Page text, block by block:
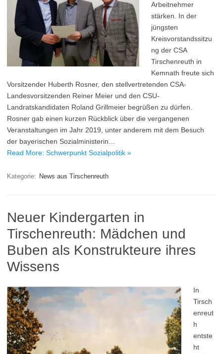
Arbeitnehmer
stärken. In der
jüngsten
Kreisvorstandssitzu
ng der CSA
Tirschenreuth in
Kemnath freute sich
Vorsitzender Huberth Rosner, den stellvertretenden CSA-
Landesvorsitzenden Reiner Meier und den CSU-
Landratskandidaten Roland Grillmeier begrüßen zu dürfen.
Rosner gab einen kurzen Rückblick über die vergangenen
Veranstaltungen im Jahr 2019, unter anderem mit dem Besuch
der bayerischen Sozialministerin…
Read More: Schwerpunkt Sozialpolitik »
Kategorie: News aus Tirschenreuth
Neuer Kindergarten in
Tirschenreuth: Mädchen und
Buben als Konstrukteure ihres
Wissens
In
Tirsch
enreut
h
entste
ht